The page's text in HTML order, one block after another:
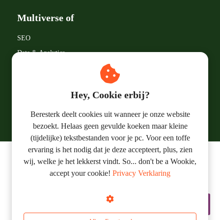
Multiverse of
SEO
Data & Analytics
© 2019 - 2023 Beresterk Online Marketing
Hey, Cookie erbij?
Beresterk deelt cookies uit wanneer je onze website
bezoekt. Helaas geen gevulde koeken maar kleine
(tijdelijke) tekstbestanden voor je pc. Voor een toffe
ervaring is het nodig dat je deze accepteert, plus, zien
wij, welke je het lekkerst vindt. So... don't be a Wookie,
accept your cookie! Privacy Verklaring